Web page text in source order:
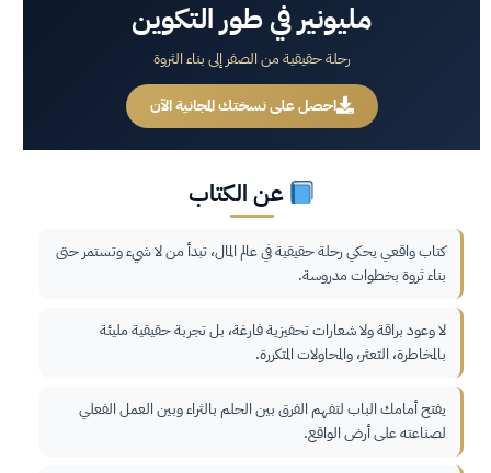
مليونير في طور التكوين
رحلة حقيقية من الصفر إلى بناء الثروة
احصل على نسختك المجانية الآن
عن الكتاب
كتاب واقعي يحكي رحلة حقيقية في عالم المال، تبدأ من لا شيء وتستمر حتى
بناء ثروة بخطوات مدروسة.
لا وعود براقة ولا شعارات تحفيزية فارغة، بل تجربة حقيقية مليئة
بالمخاطرة، التعثر، والمحاولات المتكررة.
يفتح أمامك الباب لتفهم الفرق بين الحلم بالثراء وبين العمل الفعلي
لصناعته على أرض الواقع.